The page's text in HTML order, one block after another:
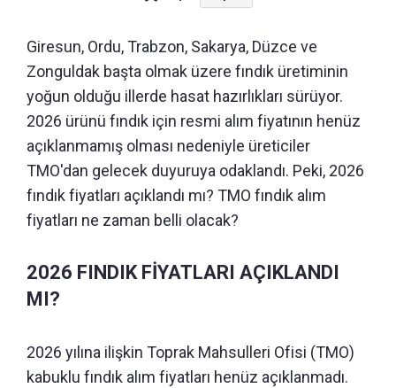
Giresun, Ordu, Trabzon, Sakarya, Düzce ve
Zonguldak başta olmak üzere fındık üretiminin
yoğun olduğu illerde hasat hazırlıkları sürüyor.
2026 ürünü fındık için resmi alım fiyatının henüz
açıklanmamış olması nedeniyle üreticiler
TMO'dan gelecek duyuruya odaklandı. Peki, 2026
fındık fiyatları açıklandı mı? TMO fındık alım
fiyatları ne zaman belli olacak?
2026 FINDIK FİYATLARI AÇIKLANDI
MI?
2026 yılına ilişkin Toprak Mahsulleri Ofisi (TMO)
kabuklu fındık alım fiyatları henüz açıklanmadı.